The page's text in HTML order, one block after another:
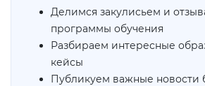
Делимся закулисьем и
программы обучения
Разбираем интересные
кейсы
Публикуем важные новости